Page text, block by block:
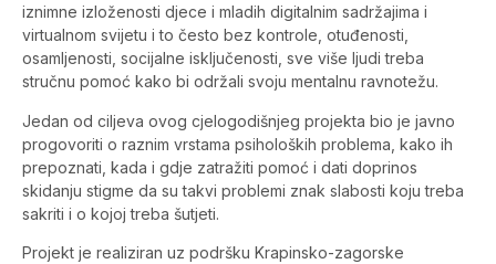
iznimne izloženosti djece i mladih digitalnim sadržajima i
virtualnom svijetu i to često bez kontrole, otuđenosti,
osamljenosti, socijalne isključenosti, sve više ljudi treba
stručnu pomoć kako bi održali svoju mentalnu ravnotežu.
Jedan od ciljeva ovog cjelogodišnjeg projekta bio je javno
progovoriti o raznim vrstama psiholoških problema, kako ih
prepoznati, kada i gdje zatražiti pomoć i dati doprinos
skidanju stigme da su takvi problemi znak slabosti koju treba
sakriti i o kojoj treba šutjeti.
Projekt je realiziran uz podršku Krapinsko-zagorske